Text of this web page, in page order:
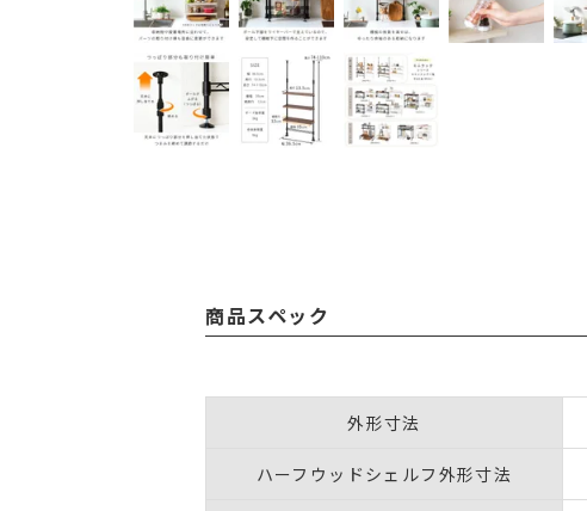
商品スペック
外形寸法
ハーフウッドシェルフ外形寸法